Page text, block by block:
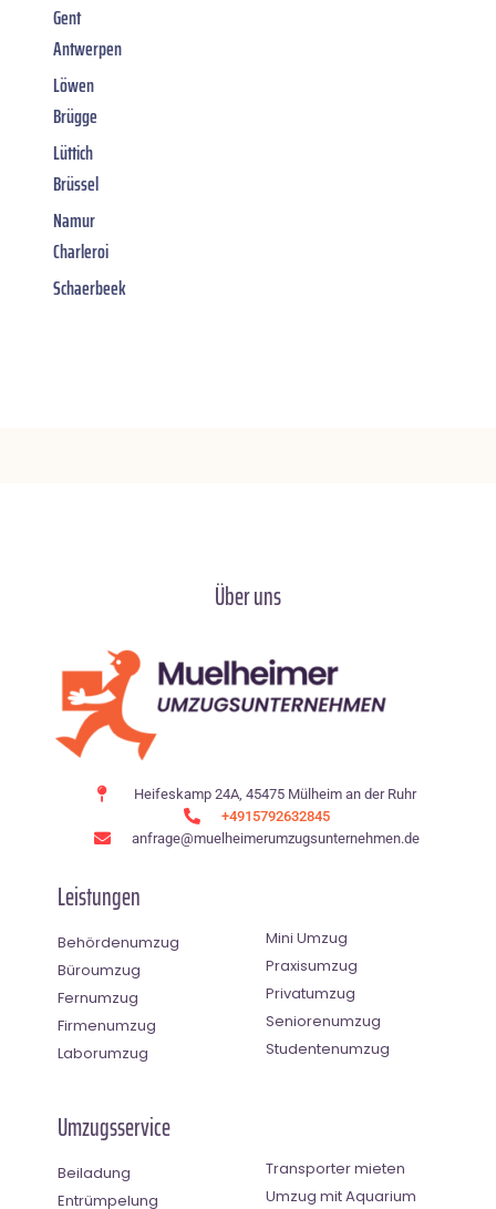
Gent
Antwerpen
Löwen
Brügge
Lüttich
Brüssel
Namur
Charleroi
Schaerbeek
Über uns
Heifeskamp 24A, 45475 Mülheim an der Ruhr
+4915792632845
anfrage@muelheimerumzugsunternehmen.de
Leistungen
Behördenumzug
Büroumzug
Fernumzug
Firmenumzug
Laborumzug
Mini Umzug
Praxisumzug
Privatumzug
Seniorenumzug
Studentenumzug
Umzugsservice
Beiladung
Entrümpelung
Transporter mieten
Umzug mit Aquarium